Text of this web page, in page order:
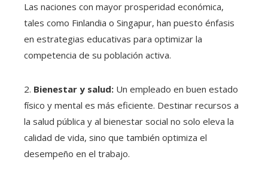
Las naciones con mayor prosperidad económica,
tales como Finlandia o Singapur, han puesto énfasis
en estrategias educativas para optimizar la
competencia de su población activa.
2. Bienestar y salud: Un empleado en buen estado
físico y mental es más eficiente. Destinar recursos a
la salud pública y al bienestar social no solo eleva la
calidad de vida, sino que también optimiza el
desempeño en el trabajo.